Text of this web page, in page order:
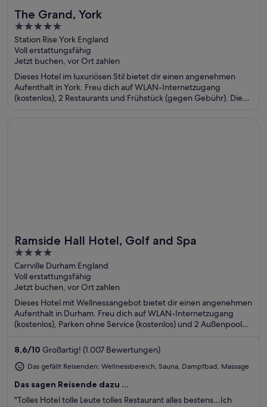
Toll für Wellnesswochenenden
The Grand, York
5
out
of
5
Station Rise York England
Voll erstattungsfähig
Jetzt buchen, vor Ort zahlen
Dieses Hotel im luxuriösen Stil bietet dir einen angenehmen
Aufenthalt in York. Freu dich auf WLAN-Internetzugang
(kostenlos), 2 Restaurants und Frühstück (gegen Gebühr). Die
Toll für Wellnesswochenenden
Ramside Hall Hotel, Golf and Spa
4
out
of
5
Carrville Durham England
Voll erstattungsfähig
Jetzt buchen, vor Ort zahlen
Dieses Hotel mit Wellnessangebot bietet dir einen angenehmen
Aufenthalt in Durham. Freu dich auf WLAN-Internetzugang
(kostenlos), Parken ohne Service (kostenlos) und 2 Außenpools.
Zimmer in unseren Bewertungen. Einige beliebte
Sehenswürdigkeiten – Adventure Valley und Top Gear Karting –
befinden sich in der Nähe.
8,6/10 Großartig! (1.007 Bewertungen)
Das gefällt Reisenden: Wellnessbereich, Sauna, Dampfbad, Massage
Das sagen Reisende dazu ...
"Tolles Hotel tolle Leute tolles Restaurant alles bestens…Ich